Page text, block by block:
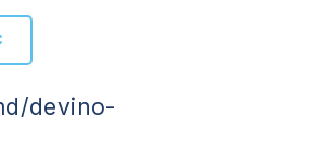
devino-